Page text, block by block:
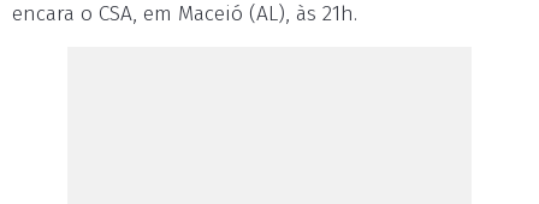
encara o CSA, em Maceió (AL), às 21h.